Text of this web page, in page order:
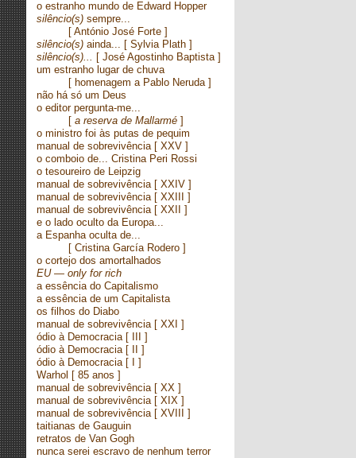
o estranho mundo de Edward Hopper
silêncio(s) sempre...
[ António José Forte ]
silêncio(s) ainda... [ Sylvia Plath ]
silêncio(s)... [ José Agostinho Baptista ]
um estranho lugar de chuva
[ homenagem a Pablo Neruda ]
não há só um Deus
o editor pergunta-me...
[ a reserva de Mallarmé ]
o ministro foi às putas de pequim
manual de sobrevivência[ XXV ]
o comboio de... Cristina Peri Rossi
o tesoureiro de Leipzig
manual de sobrevivência[ XXIV ]
manual de sobrevivência[ XXIII ]
manual de sobrevivência[ XXII ]
e o lado oculto da Europa...
a Espanha oculta de...
[ Cristina García Rodero ]
o cortejo dos amortalhados
EU — only for rich
a essência do Capitalismo
a essência de um Capitalista
os filhos do Diabo
manual de sobrevivência[ XXI ]
ódio à Democracia[ III ]
ódio à Democracia[ II ]
ódio à Democracia[ I ]
Warhol [ 85 anos ]
manual de sobrevivência[ XX ]
manual de sobrevivência[ XIX ]
manual de sobrevivência[ XVIII ]
taitianas de Gauguin
retratos de Van Gogh
nunca serei escravo de nenhum terror